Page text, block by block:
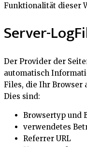
Funktionalität dieser
Server-
Der Provider der
automatisch
Files, die Ihr Browser
Dies sind:
Browsertyp und
verwendetes
Referrer URL